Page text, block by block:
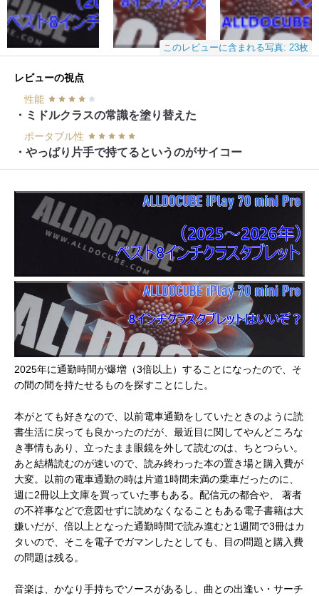
このレビューに含まれる写真: 23枚
レビューの視点
性能
・ミドルクラスの常識を塗り替えた
ポータブル性
・やっぱり片手で持てるというのがサイコー
2025年に通勤時間が爆増（3倍以上）することになったので、そ
の間の間を持たせるものを探すことにした。
本がとても好きなので、以前電車通勤をしていたときのように読
書生活に戻っても良かったのだが、最近目に関してやんどころな
き事情もあり、立ったまま眼鏡を外して読むのは、ちとつらい。
あと結構読むのが速いので、読み終わった本の置き場と購入費が
大変。以前の電車通勤の時は片道1時間未満の乗車だったのに、
週に2冊以上文庫を買っていた事もある。配信元の都合や、 著者
の不祥事などで意図せずに読めなくなることもある電子書籍は大
嫌いだが、倍以上となった通勤時間で読み進むと1週間で3冊はカ
タいので、そこを電子でガマンしたとしても、目の問題と購入費
の問題は残る。
音楽は、かなり手持ちでソースがあるし、曲との出逢い・サーチ